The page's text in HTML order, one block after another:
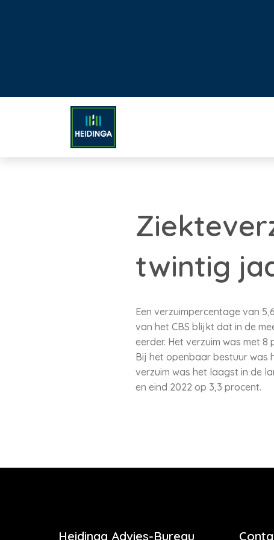
twintig
Een verzuimpercentage van
van het CBS blijkt dat in de
eerder. Het verzuim was met
Bij het openbaar bestuur was
verzuim was het laagst in de
en eind 2022 op 3,3 procent.
Heidinga Advies-Bureau